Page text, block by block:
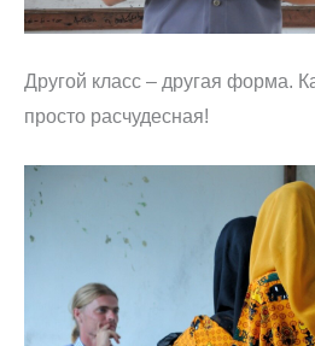
Другой класс – другая форма.
просто расчудесная!